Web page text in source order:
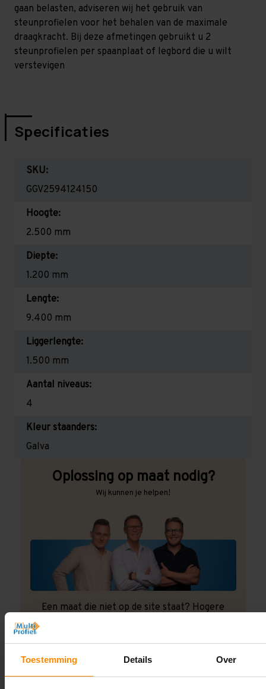
Toestemming Details Over
gaan belasten, adviseren wij het gebruik van
steunprofielen voor het behalen van de maximale
draagkracht. Bij deze afmetingen gebruikt u 2
steunprofielen per spaanplaat of legbord die u wilt
verstevigen
Specificaties
SKU:
GGV2594124150
Hoogte:
2.500 mm
Diepte:
1.200 mm
Lengte:
9.400 mm
Liggerlengte:
1.500 mm
Aantal niveaus:
4
Kleur staanders:
Galva
Oplossing op maat nodig?
Wij kunnen je helpen!
Een maat die niet op de site staat? Hogere
draagkrachten? Speciale uitvoeringen? Onze
experts werken het graag uit! Maatwerk is onze
Contact met specialist